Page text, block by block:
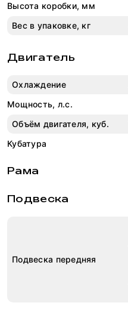
Высота коробки, мм
Вес в упаковке, кг
Двигатель
Охлаждение
Мощность, л.с.
Объём двигателя, куб.
Кубатура
Рама
Подвеска
Подвеска передняя